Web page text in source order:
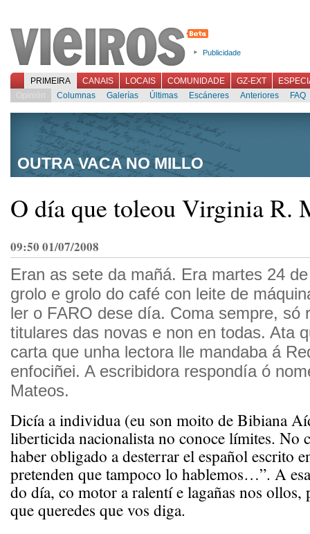
Publicidade
PRIMEIRA CANAIS LOCAIS COMUNIDADE GZ-EXT
Opinión
Columnas Galerías Últimas Escáneres Anteriores FAQ
OUTRA VACA NO MILLO
O día que toleou Virginia R.
09:50 01/07/2008
Eran as sete da mañá. Era martes 24
grolo e grolo do café con leite de
ler o FARO dese día. Coma sempre, só
titulares das novas e non en todas. Ata
carta que unha lectora lle mandaba á
enfociñei. A escribidora respondía ó
Mateos.
Dicía a individua (eu son moito de Bibiana
liberticida nacionalista no conoce límites. No
haber obligado a desterrar el español escrito
pretenden que tampoco lo hablemos…”. A
do día, co motor a ralentí e lagañas nos ollos,
que queredes que vos diga.